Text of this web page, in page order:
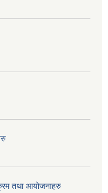
तथा आयोजनाहरु